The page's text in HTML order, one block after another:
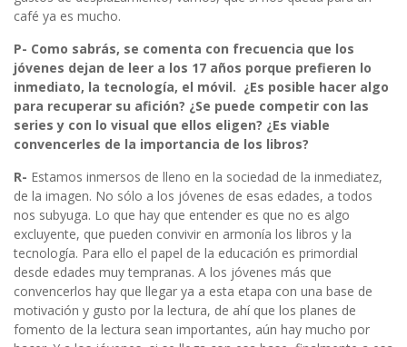
café ya es mucho.
P- Como sabrás, se comenta con frecuencia que los
jóvenes dejan de leer a los 17 años porque prefieren lo
inmediato, la tecnología, el móvil. ¿Es posible hacer algo
para recuperar su afición? ¿Se puede competir con las
series y con lo visual que ellos eligen? ¿Es viable
convencerles de la importancia de los libros?
R- Estamos inmersos de lleno en la sociedad de la inmediatez,
de la imagen. No sólo a los jóvenes de esas edades, a todos
nos subyuga. Lo que hay que entender es que no es algo
excluyente, que pueden convivir en armonía los libros y la
tecnología. Para ello el papel de la educación es primordial
desde edades muy tempranas. A los jóvenes más que
convencerlos hay que llegar ya a esta etapa con una base de
motivación y gusto por la lectura, de ahí que los planes de
fomento de la lectura sean importantes, aún hay mucho por